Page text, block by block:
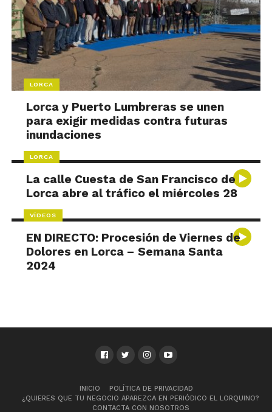
LORCA
Lorca y Puerto Lumbreras se unen
para exigir medidas contra futuras
inundaciones
LORCA
La calle Cuesta de San Francisco de
Lorca abre al tráfico el miércoles 28
VÍDEOS
EN DIRECTO: Procesión de Viernes de
Dolores en Lorca – Semana Santa
2024
INICIO
POLÍTICA DE PRIVACIDAD
¿QUIERES QUE TU NEGOCIO APAREZCA EN PERIÓDICO EL LORQUINO?
CONTACTA CON NOSOTROS